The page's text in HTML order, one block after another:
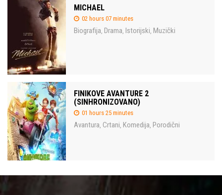
MICHAEL
02 hours 07 minutes
Biografija, Drama, Istorijski, Muzički
FINIKOVE AVANTURE 2
(SINHRONIZOVANO)
01 hours 25 minutes
Avantura, Crtani, Komedija, Porodični